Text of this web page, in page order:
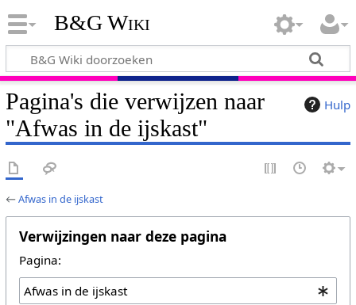
B&G Wiki
Hulp
Pagina's die verwijzen naar
"Afwas in de ijskast"
←Afwas in de ijskast
Verwijzingen naar deze pagina
Pagina: